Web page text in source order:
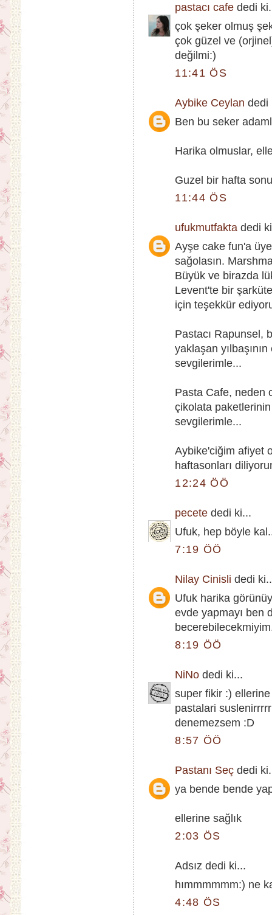
pastacı cafe dedi
çok şeker olmuş
çok güzel ve
değilmi:)
11:41 ÖS
Aybike Ceylan dedi
Ben bu seker
Harika olmuslar,
Guzel bir hafta
11:44 ÖS
ufukmutfakta dedi
Ayşe cake fun'a
sağolasın.
Büyük ve birazda
Levent'te bir
için teşekkür
Pastacı Rapunsel,
yaklaşan
sevgilerimle...
Pasta Cafe, neden
çikolata
sevgilerimle...
Aybike'ciğim afiyet
haftasonları
12:24 ÖÖ
pecete dedi ki...
Ufuk, hep böyle
7:19 ÖÖ
Nilay Cinisli dedi
Ufuk harika
evde yapmayı ben
8:19 ÖÖ
NiNo dedi ki...
super fikir :)
pastalari
denemezsem :D
8:57 ÖÖ
Pastanı Seç dedi
ya bende bende
ellerine sağlık
2:03 ÖS
Adsız dedi ki...
hımmmmmm:) ne
4:48 ÖS